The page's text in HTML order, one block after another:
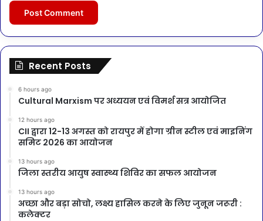
Recent Posts
6 hours ago
Cultural Marxism पर अध्ययन एवं विमर्श सत्र आयोजित
12 hours ago
CII द्वारा 12-13 अगस्त को रायपुर में होगा ग्रीन स्टील एवं माइनिंग
समिट 2026 का आयोजन
13 hours ago
जिला स्तरीय आयुष स्वास्थ्य शिविर का सफल आयोजन
13 hours ago
अच्छा और बड़ा सोचो, लक्ष्य हासिल करने के लिए जुनून जरूरी :
कलेक्टर